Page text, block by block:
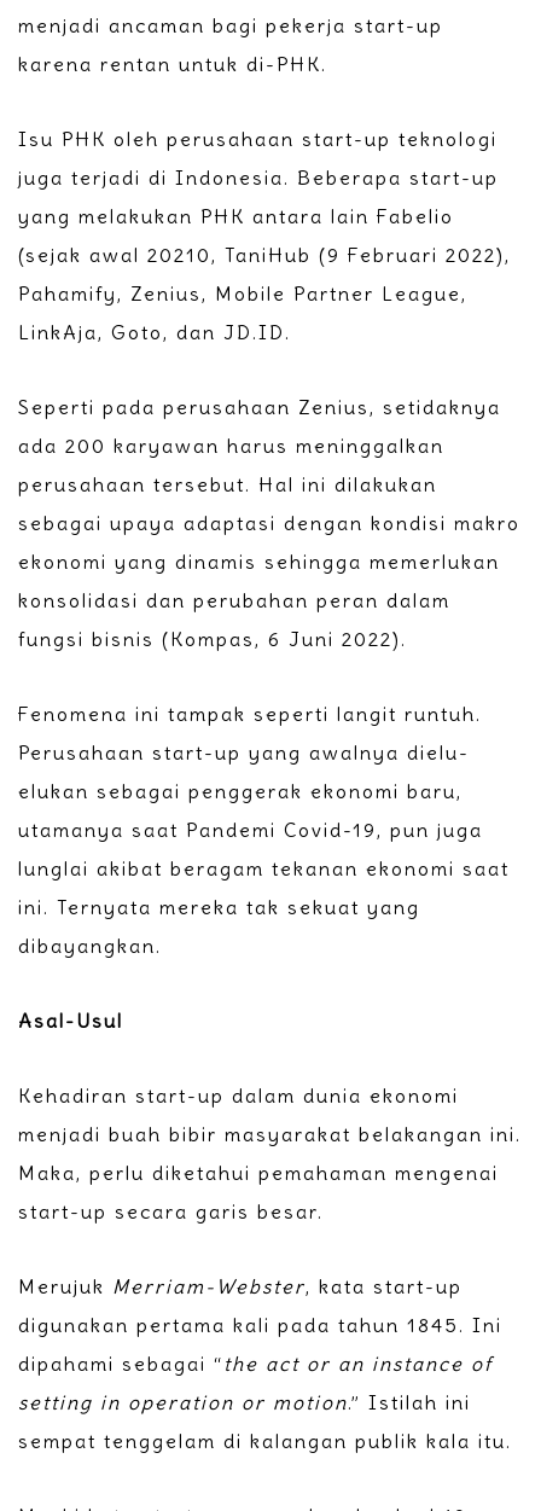
menjadi ancaman bagi pekerja start-up
karena rentan untuk di-PHK.
Isu PHK oleh perusahaan start-up teknologi
juga terjadi di Indonesia. Beberapa start-up
yang melakukan PHK antara lain Fabelio
(sejak awal 20210, TaniHub (9 Februari 2022),
Pahamify, Zenius, Mobile Partner League,
LinkAja, Goto, dan JD.ID.
Seperti pada perusahaan Zenius, setidaknya
ada 200 karyawan harus meninggalkan
perusahaan tersebut. Hal ini dilakukan
sebagai upaya adaptasi dengan kondisi makro
ekonomi yang dinamis sehingga memerlukan
konsolidasi dan perubahan peran dalam
fungsi bisnis (Kompas, 6 Juni 2022).
Fenomena ini tampak seperti langit runtuh.
Perusahaan start-up yang awalnya dielu-
elukan sebagai penggerak ekonomi baru,
utamanya saat Pandemi Covid-19, pun juga
lunglai akibat beragam tekanan ekonomi saat
ini. Ternyata mereka tak sekuat yang
dibayangkan.
Asal-Usul
Kehadiran start-up dalam dunia ekonomi
menjadi buah bibir masyarakat belakangan ini.
Maka, perlu diketahui pemahaman mengenai
start-up secara garis besar.
Merujuk Merriam-Webster, kata start-up
digunakan pertama kali pada tahun 1845. Ini
dipahami sebagai “ the act or an instance of
setting in operation or motion.” Istilah ini
sempat tenggelam di kalangan publik kala itu.